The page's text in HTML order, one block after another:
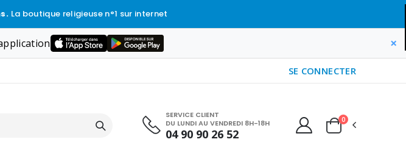
La boutique religieuse n°1 sur internet
×
SE CONNECTER
SERVICE CLIENT
DU LUNDI AU VENDREDI 8H-18H
04 90 90 26 52
0